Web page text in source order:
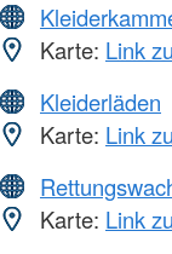
Karte: Link
Kleiderläden
Karte: Link
Karte: Link